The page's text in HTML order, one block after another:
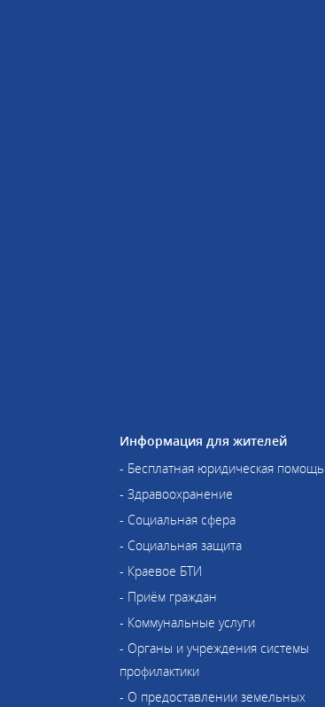
Информация для жителей
- Бесплатная юридическая помощь
- Здравоохранение
- Социальная сфера
- Социальная защита
- Краевое БТИ
- Приём граждан
- Коммунальные услуги
- Органы и учреждения системы
профилактики
- О предоставлении земельных